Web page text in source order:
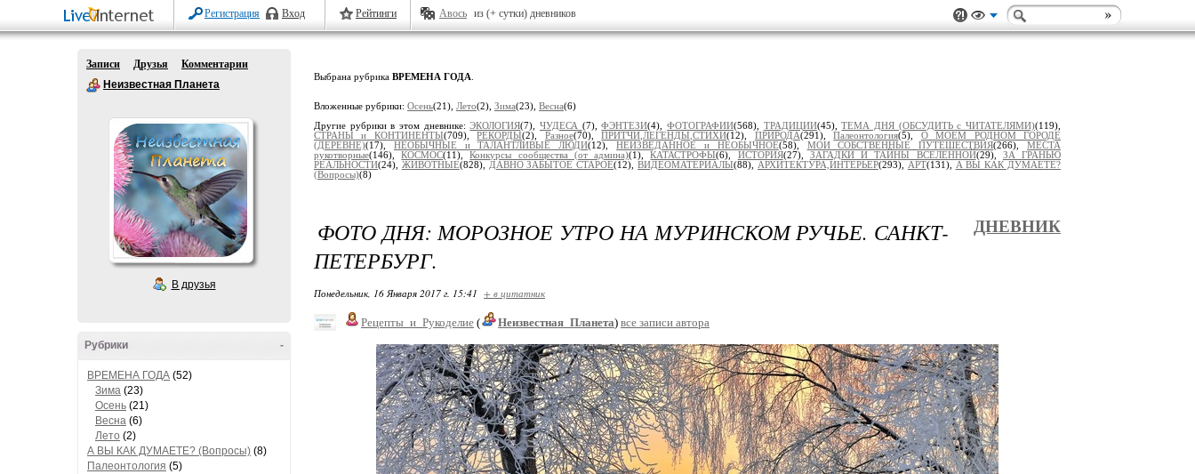
Регистрация Вход Рейтинги Авось из (+ сутки) дневников
Записи Друзья
Комментарии
Неизвестная Планета
В друзья
-
Рубрики
ВРЕМЕНА ГОДА (52)
Зима (23)
Осень (21)
Весна (6)
Лето (2)
А ВЫ КАК ДУМАЕТЕ? (Вопросы) (8)
Палеонтология (5)
Выбрана рубрика ВРЕМЕНА ГОДА
Вложенные рубрики: Осень(21), Лето(2), Зима(23), Весна(6)
Другие рубрики в этом дневнике:ЭКОЛОГИЯ(7),ЧУДЕСА (7),ФЭНТЕЗИ(4),ФОТОГРАФИИ(568), ТРАДИЦИИ(45),ТЕМА ДНЯ (ОБСУДИТЬ с ЧИТАТЕЛЯМИ)(119),
СТРАНЫ и КОНТИНЕНТЫ(709),РЕКОРДЫ(2), Разное(70),ПРИТЧИ,ЛЕГЕНДЫ,СТИХИ(12), ПРИРОДА(291),Палеонтология(5), О МОЕМ РОДНОМ ГОРОДЕ
(ДЕРЕВНЕ)(17), НЕОБЫЧНЫЕ и ТАЛАНТЛИВЫЕ ЛЮДИ(12),НЕИЗВЕДАННОЕ и НЕОБЫЧНОЕ(58), МОИ СОБСТВЕННЫЕ ПУТЕШЕСТВИЯ(266),МЕСТА
рукотворные(146),КОСМОС(11),Конкурсы сообщества (от админа)(1),КАТАСТРОФЫ(6), ИСТОРИЯ(27), ЗАГАДКИ И ТАЙНЫ ВСЕЛЕННОЙ(29), ЗА ГРАНЬЮ
РЕАЛЬНОСТИ(24), ЖИВОТНЫЕ(828), ДАВНО ЗАБЫТОЕ СТАРОЕ(12),ВИДЕОМАТЕРИАЛЫ(88), АРХИТЕКТУРА,ИНТЕРЬЕР(293), АРТ(131),
А ВЫ КАК ДУМАЕТЕ?
(Вопросы)(8)
ФОТО ДНЯ: МОРОЗНОЕ УТРО НА МУРИНСКОМ РУЧЬЕ. САНКТ-
ПЕТЕРБУРГ.
ДНЕВНИК
Понедельник, 16 Января 2017 г. 15:41 + в цитатник
Рецепты_и_Рукоделие ( Неизвестная_Планета) все записи автора